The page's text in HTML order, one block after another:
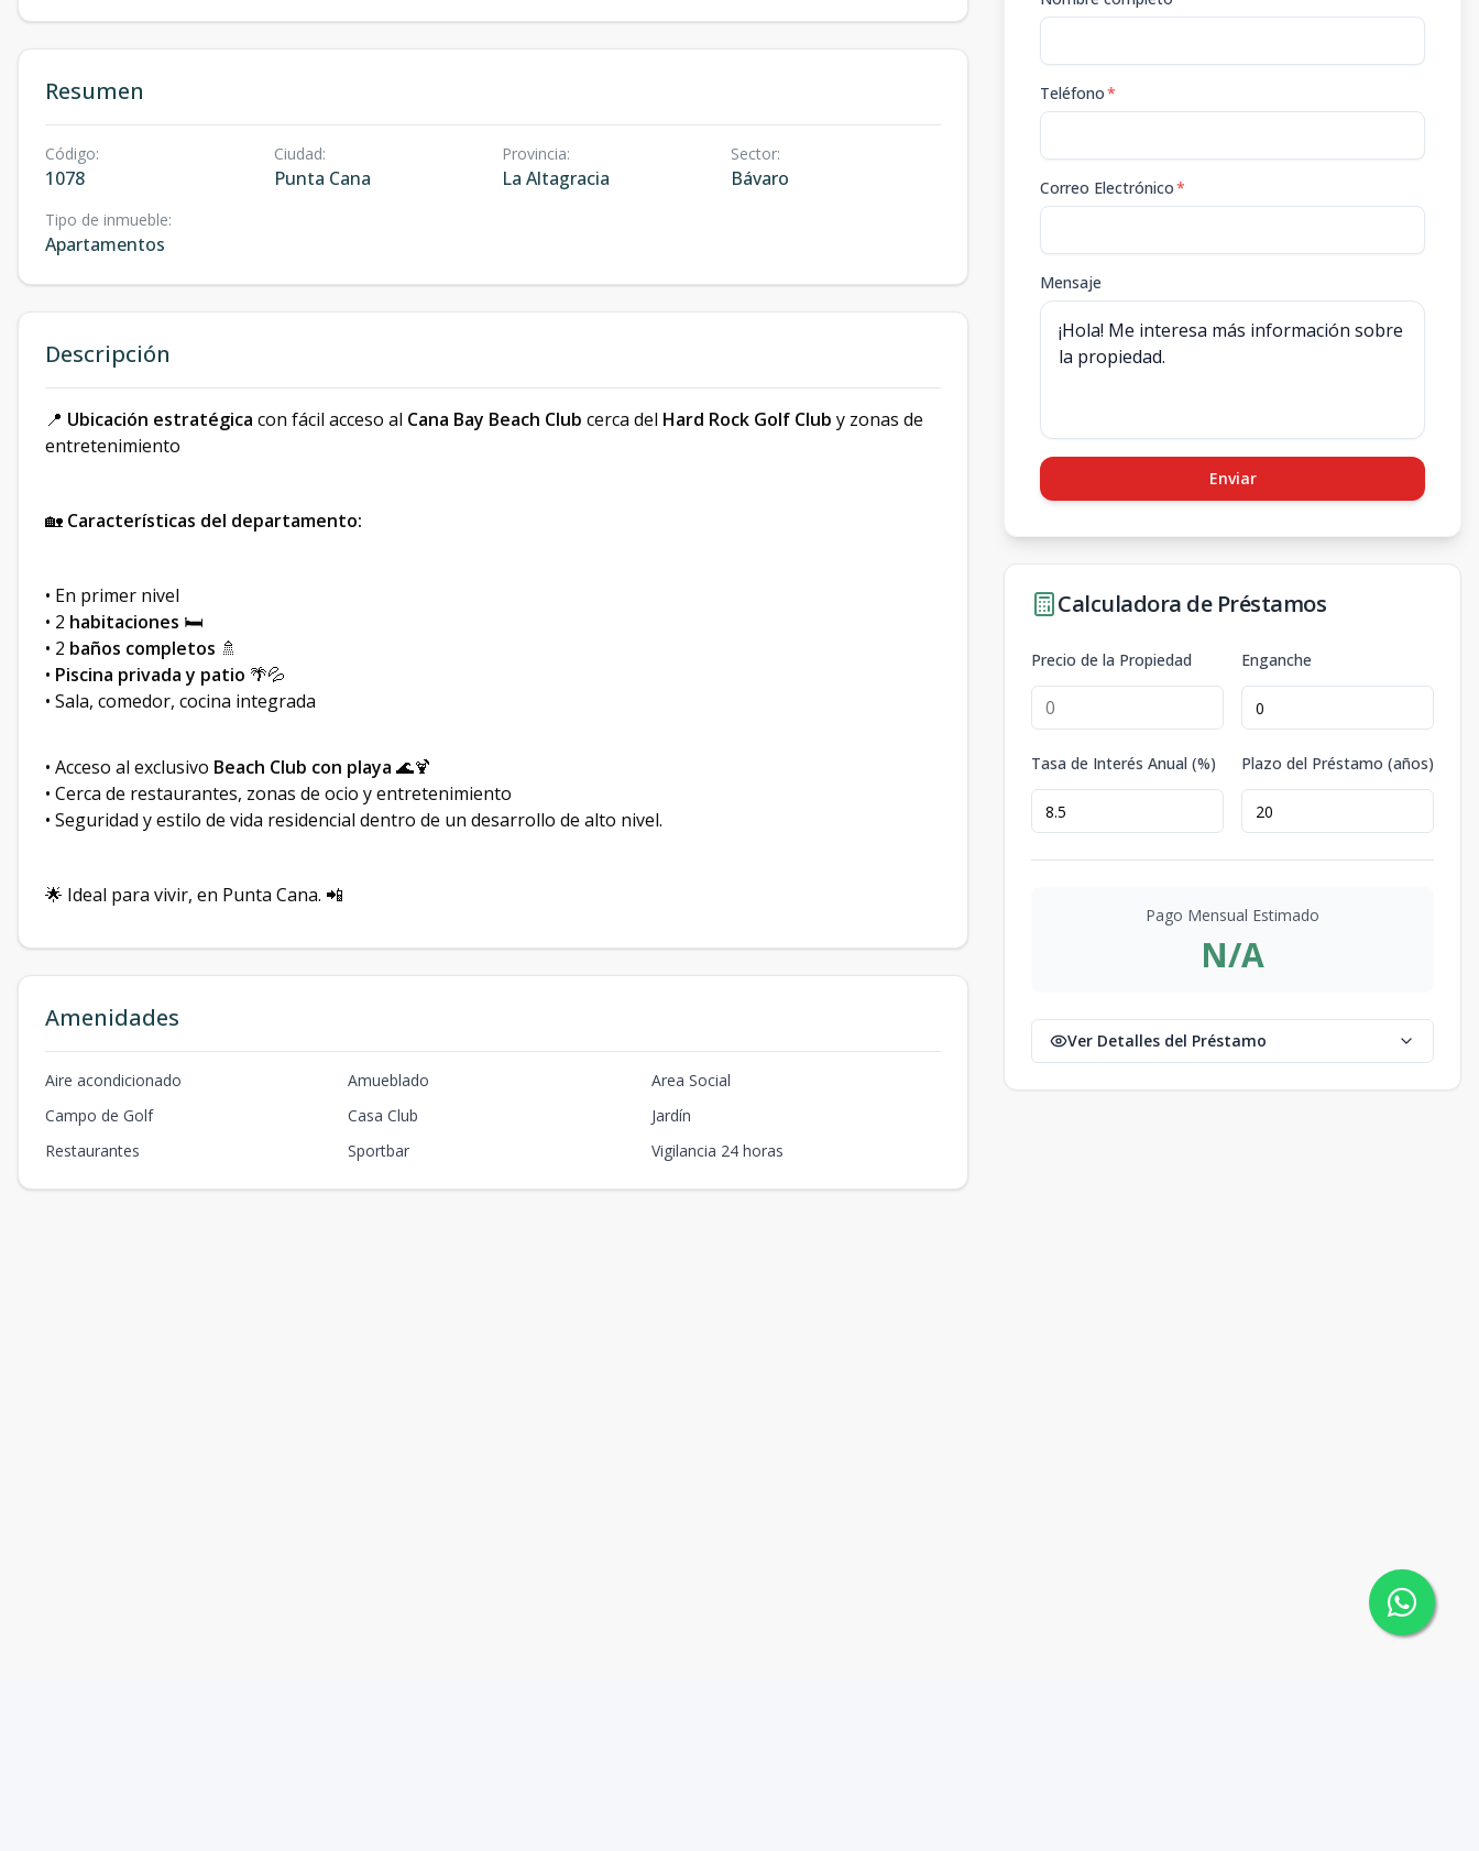
Resumen
Código:
1078
Ciudad:
Punta Cana
Provincia:
La Altagracia
Sector:
Bávaro
Tipo de inmueble:
Apartamentos
Descripción
📍 Ubicación estratégica con fácil acceso al Cana Bay Beach Club cerca del Hard Rock Golf Club y zonas de
entretenimiento
🏡 Características del departamento:
• En primer nivel
• 2 habitaciones 🛏️
• 2 baños completos 🚿
• Piscina privada y patio 🌴💦
• Sala, comedor, cocina integrada
• Acceso al exclusivo Beach Club con playa 🌊🍹
• Cerca de restaurantes, zonas de ocio y entretenimiento
• Seguridad y estilo de vida residencial dentro de un desarrollo de alto nivel.
🌟 Ideal para vivir, en Punta Cana. 📲
Amenidades
Aire acondicionado Amueblado
Area Social
Campo de Golf
Casa Club
Jardín
Restaurantes
Sportbar Vigilancia 24 horas
Teléfono*
Correo Electrónico*
Mensaje
Enviar
Calculadora de Préstamos
Precio de la Propiedad Enganche
Tasa de Interés Anual (%) Plazo del Préstamo (años)
Pago Mensual Estimado
N/A
Ver Detalles del Préstamo